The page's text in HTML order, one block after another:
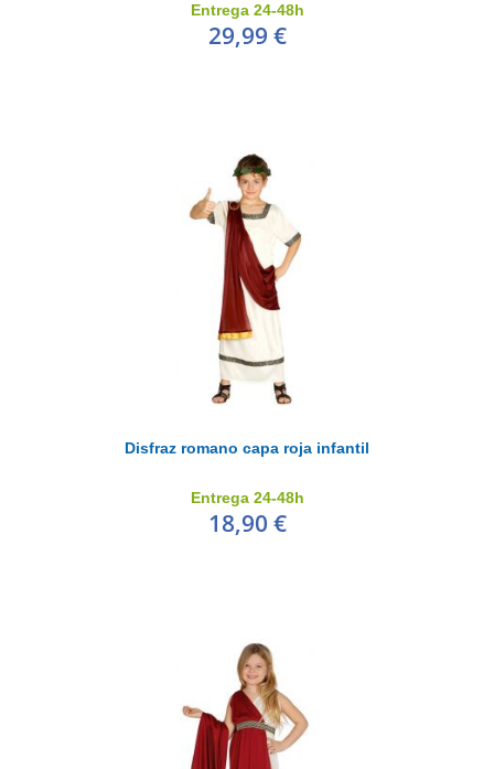
Entrega 24-48h
29,99 €
Disfraz romano capa roja infantil
Entrega 24-48h
18,90 €